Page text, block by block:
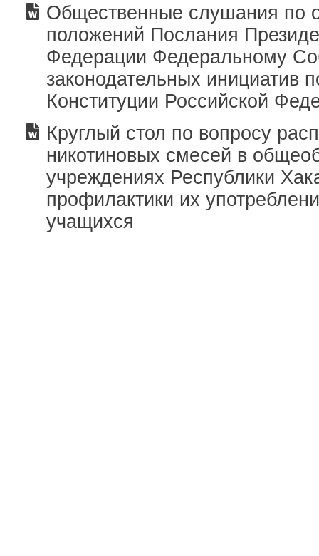
Общественные слушания по
положений Послания
Федерации Федеральному
законодательных инициатив
Конституции Российской
Круглый стол по вопросу
никотиновых смесей в
учреждениях Республики
профилактики их
учащихся